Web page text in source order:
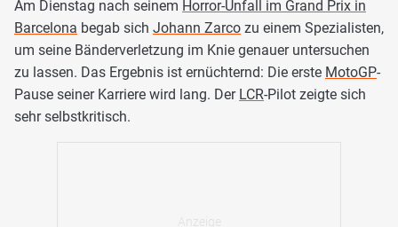
Am Dienstag nach seinem Horror-Unfall im Grand Prix in
Barcelona begab sich Johann Zarco zu einem Spezialisten,
um seine Bänderverletzung im Knie genauer untersuchen
zu lassen. Das Ergebnis ist ernüchternd: Die erste MotoGP-
Pause seiner Karriere wird lang. Der LCR-Pilot zeigte sich
sehr selbstkritisch.